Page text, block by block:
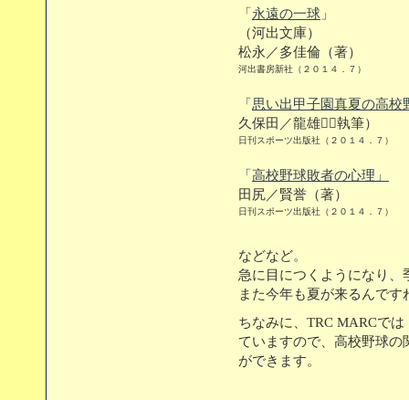
「 永遠の一球 」
（河出文庫）
松永／多佳倫（著）
河出書房新社（２０１４．７）
「 思い出甲子園真夏の高校
久保田／龍雄（執筆）
日刊スポーツ出版社（２０１４．７）
「 高校野球敗者の心理」
田尻／賢誉（著）
日刊スポーツ出版社（２０１４．７）
などなど。
急に目につくようになり、
また今年も夏が来るんです
ちなみに、TRC MARCで
ていますので、高校野球の
ができます。